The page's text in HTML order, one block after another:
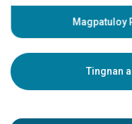
Magpatuloy
Tingnan